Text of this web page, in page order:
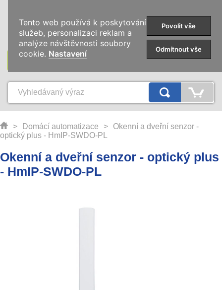
KATEGORIE
> Domácí automatizace >
Okenní a dveřní senzor -
optický plus - HmIP-SWDO-PL
Okenní a dveřní senzor - optický plus
- HmIP-SWDO-PL
Tento web používá k poskytování
služeb, personalizaci reklam a
analýze návštěvnosti soubory
cookie. Nastavení
Povolit vše
Odmítnout vše